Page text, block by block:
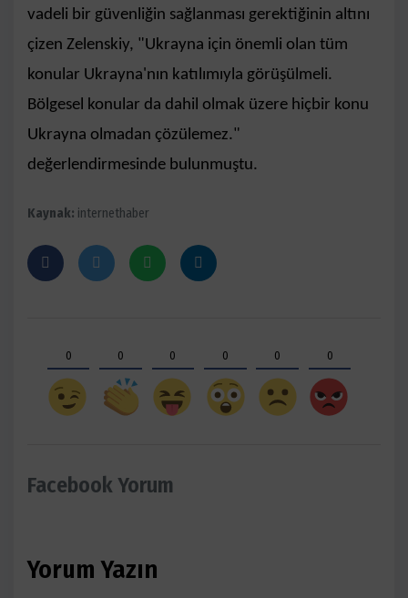
vadeli bir güvenliğin sağlanması gerektiğinin altını
çizen Zelenskiy, "Ukrayna için önemli olan tüm
konular Ukrayna'nın katılımıyla görüşülmeli.
Bölgesel konular da dahil olmak üzere hiçbir konu
Ukrayna olmadan çözülemez."
değerlendirmesinde bulunmuştu.
Kaynak: internethaber
0 0 0 0 0 0
Facebook Yorum
Yorum Yazın